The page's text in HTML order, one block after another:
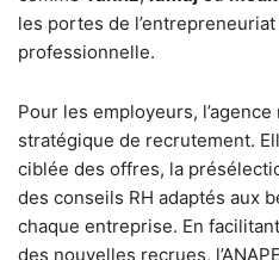
les portes de
professionnelle.
Pour les employeurs,
stratégique de recrutement.
ciblée des offres, la
des conseils RH adaptés aux
chaque entreprise. En
des nouvelles recrues,